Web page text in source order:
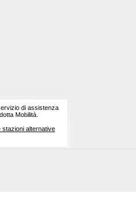
di assistenza
Mobilità.
stazioni alternative